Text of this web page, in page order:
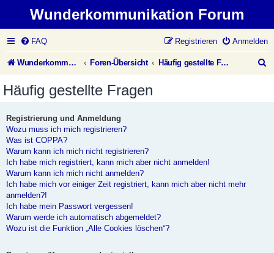
Wunderkommunikation Forum
FAQ Anmelden
Registrieren
Wunderkommunikation Website Foren-Übersicht Häufig gestellte Fragen
Häufig gestellte Fragen
Registrierung und Anmeldung
Wozu muss ich mich registrieren?
Was ist COPPA?
Warum kann ich mich nicht registrieren?
Ich habe mich registriert, kann mich aber nicht anmelden!
Warum kann ich mich nicht anmelden?
Ich habe mich vor einiger Zeit registriert, kann mich aber nicht mehr
anmelden?!
Ich habe mein Passwort vergessen!
Warum werde ich automatisch abgemeldet?
Wozu ist die Funktion „Alle Cookies löschen“?